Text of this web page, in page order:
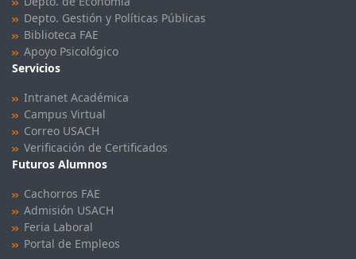
Depto. Gestión y Políticas Públicas
Biblioteca FAE
Apoyo Psicológico
Servicios
Intranet Académica
Campus Virtual
Correo USACH
Verificación de Certificados
Futuros Alumnos
Cachorros FAE
Admisión USACH
Feria Laboral
Portal de Empleos